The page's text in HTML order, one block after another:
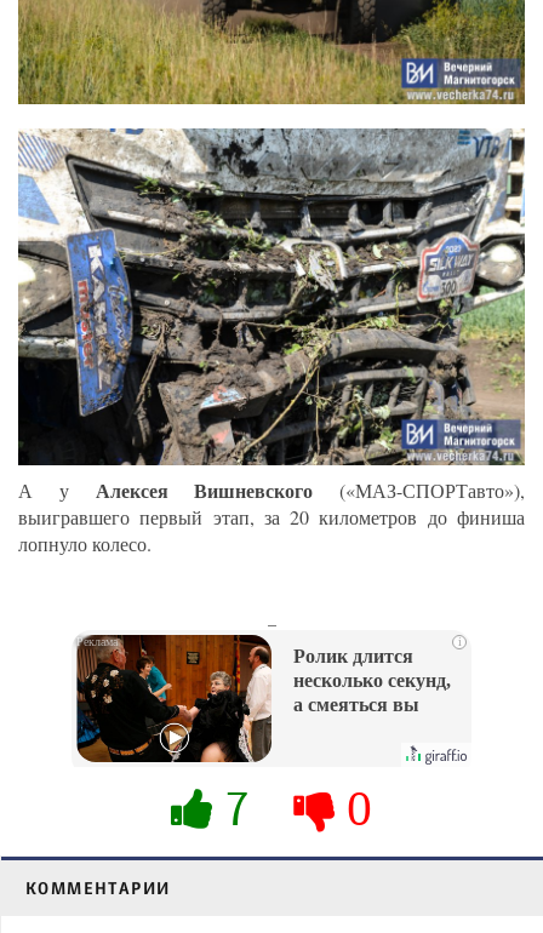
А у Алексея Вишневского («МАЗ-СПОРТавто»),
выигравшего первый этап, за 20 километров до финиша
лопнуло колесо.
i
Ролик длится
несколько секунд,
а смеяться вы
7 0
КОММЕНТАРИИ